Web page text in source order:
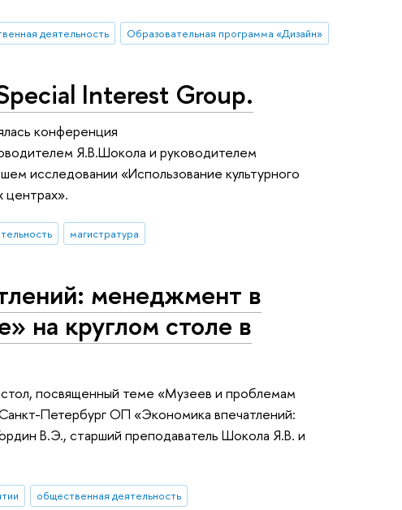
деятельность Образовательная программа «Дизайн»
Interest Group.
конференция
Я.В.Шокола и руководителем
исследовании «Использование культурного
центрах».
магистратура
менеджмент в
на круглом столе в
посвященный теме «Музеев и проблемам
Петербург ОП «Экономика впечатлений:
В.Э., старший преподаватель Шокола Я.В. и
общественная деятельность